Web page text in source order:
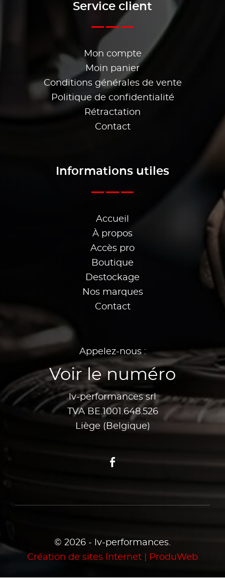
Service client
Mon compte
Moin panier
Conditions générales de vente
Politique de confidentialité
Rétractation
Contact
Informations utiles
Accueil
À propos
Accès pro
Boutique
Destockage
Nos marques
Contact
Appelez-nous :
Voir le numéro
lv-performances srl
TVA BE.1001.648.526
Liège (Belgique)
© 2026 - lv-performances.
Création de sites Internet | ProduWeb